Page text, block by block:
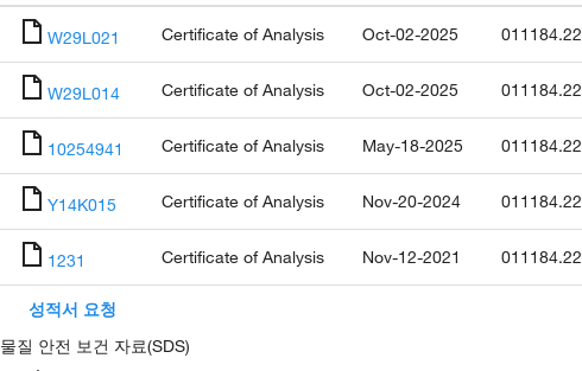
W29L021 Certificate of Analysis Oct-02-2025 011184.22
W29L014 Certificate of Analysis Oct-02-2025 011184.22
10254941 Certificate of Analysis May-18-2025 011184.22
Y14K015 Certificate of Analysis Nov-20-2024 011184.22
1231 Certificate of Analysis Nov-12-2021 011184.22
성적서 요청
물질 안전 보건 자료(SDS)